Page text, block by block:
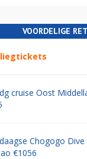
VOORDELIGE
cruise Oost
Chogogo
€1056